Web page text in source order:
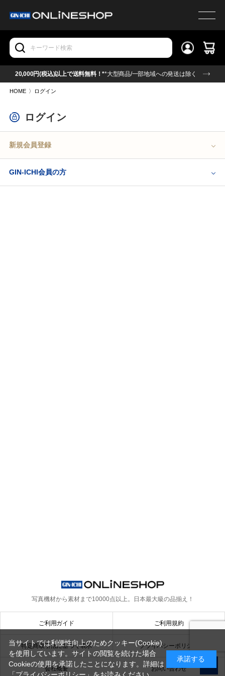
20,000円(税込)以上で送料無料！**大型商品/一部地域への発送は除く
HOME 〉 ログイン
ログイン
新規会員登録
GIN-ICHI会員の方
写真機材から素材まで10000点以上。 日本最大級の品揃え！
ご利用ガイド ご利用規約
特定商取引法に基づく表示 プライバシーポリシー
会社概要 お問い合わせ
当サイトでは利便性向上のためクッキー(Cookie)
を使用しています。サイトの閲覧を続けた場合
Cookieの使用を承諾したことになります。詳細は
承諾する